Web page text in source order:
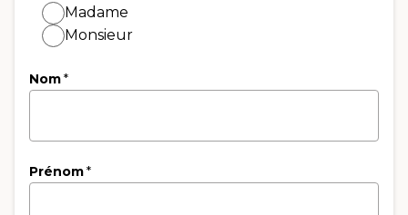
Madame
Monsieur
Nom*
Prénom*